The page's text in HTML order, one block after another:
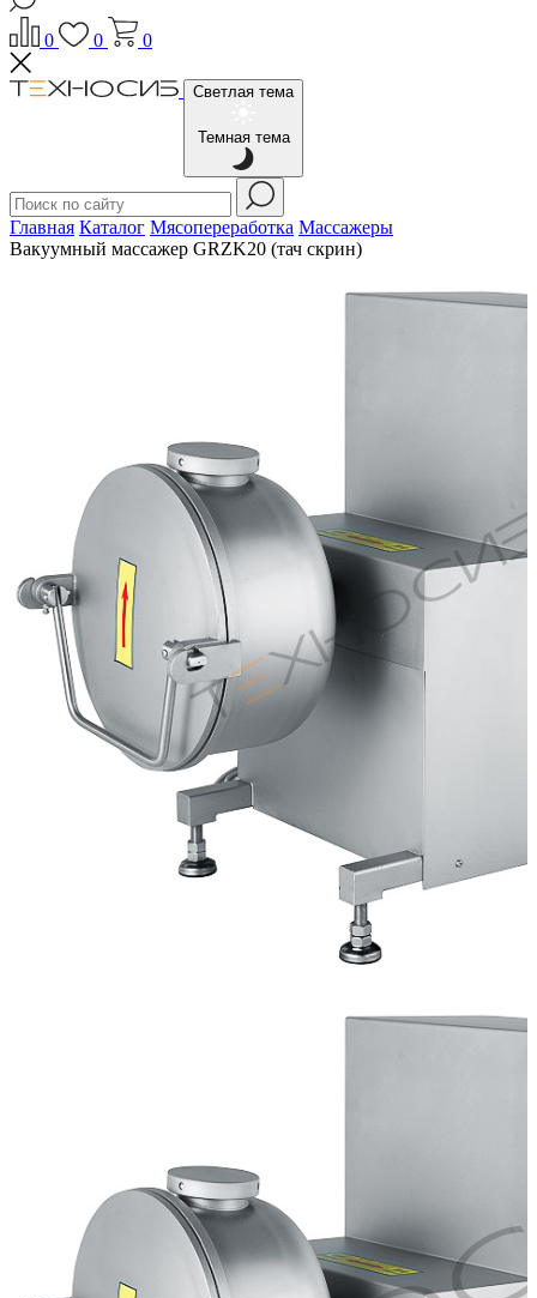
0 0 0
Светлая тема
Темная тема
Главная Каталог Мясопереработка Массажеры
Вакуумный массажер GRZK20 (тач скрин)